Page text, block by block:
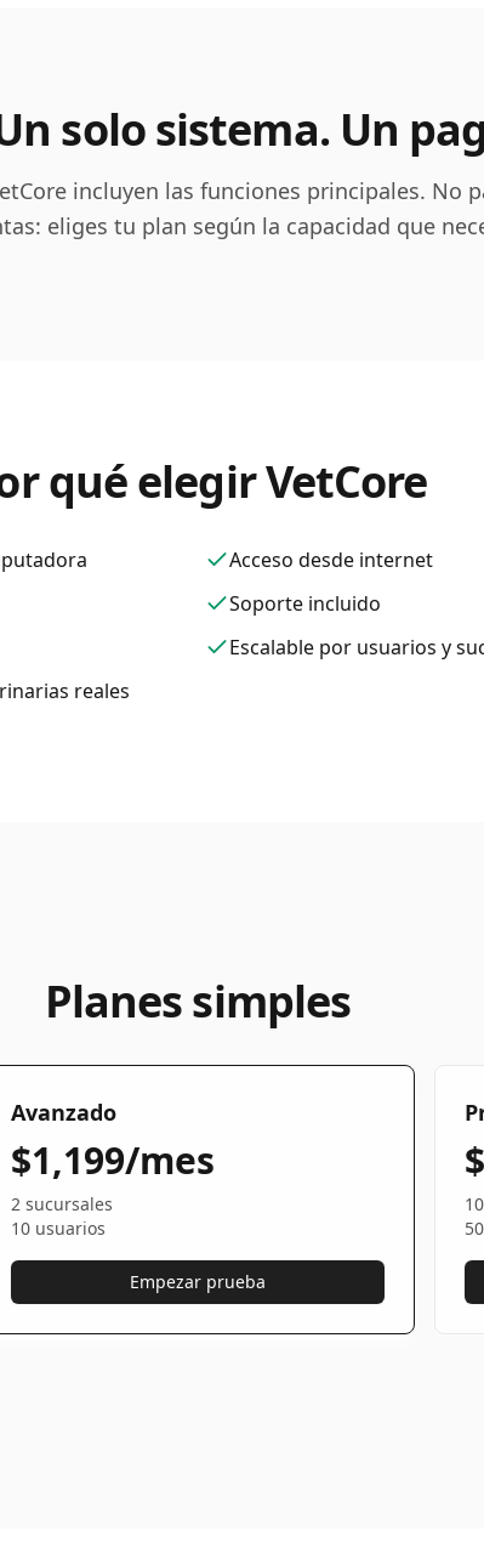
solo sistema. Un
incluyen las funciones principales. No
eliges tu plan según la capacidad que
qué elegir VetCore
Acceso desde internet
Soporte incluido
Escalable por usuarios y
reales
Planes simples
Avanzado
$1,199/mes
2 sucursales
10 usuarios
Empezar prueba